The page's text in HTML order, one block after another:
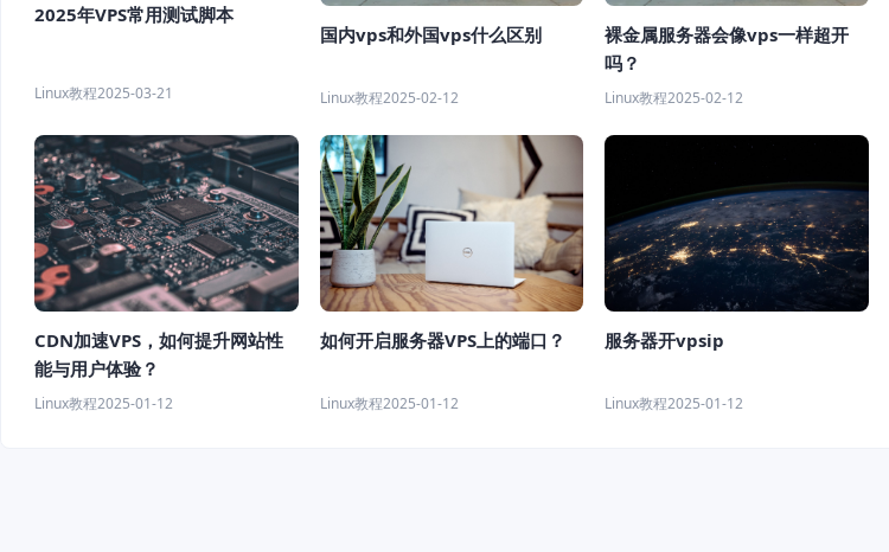
2025年VPS常用测试脚本
Linux教程2025-03-21
国内vps和外国vps什么区别
Linux教程2025-02-12
裸金属服务器会像vps一样超开
吗？
Linux教程2025-02-12
CDN加速VPS，如何提升网站性
能与用户体验？
Linux教程2025-01-12
如何开启服务器VPS上的端口？
Linux教程2025-01-12
服务器开vpsip
Linux教程2025-01-12